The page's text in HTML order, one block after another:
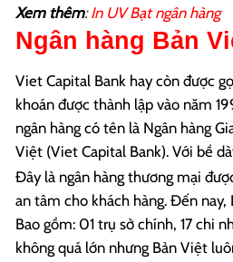
Xem thêm:In UV Bạt ngân hàng
Ngân hàng Bản
Viet Capital Bank hay còn được
khoán được thành lập vào năm
ngân hàng có tên là Ngân hàng
Việt (Viet Capital Bank). Với bề
Đây là ngân hàng thương mại
an tâm cho khách hàng. Đến
Bao gồm: 01 trụ sở chính, 17 chi
không quá lớn nhưng Bản Việt